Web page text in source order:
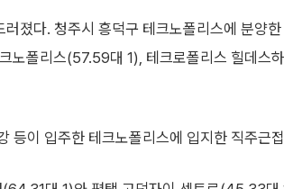
졌다. 청주시 흥덕구 테크노폴리스에 분양
노폴리스(57.59대 1), 테크로폴리스 힐데스
등이 입주한 테크노폴리스에 입지한 직주근